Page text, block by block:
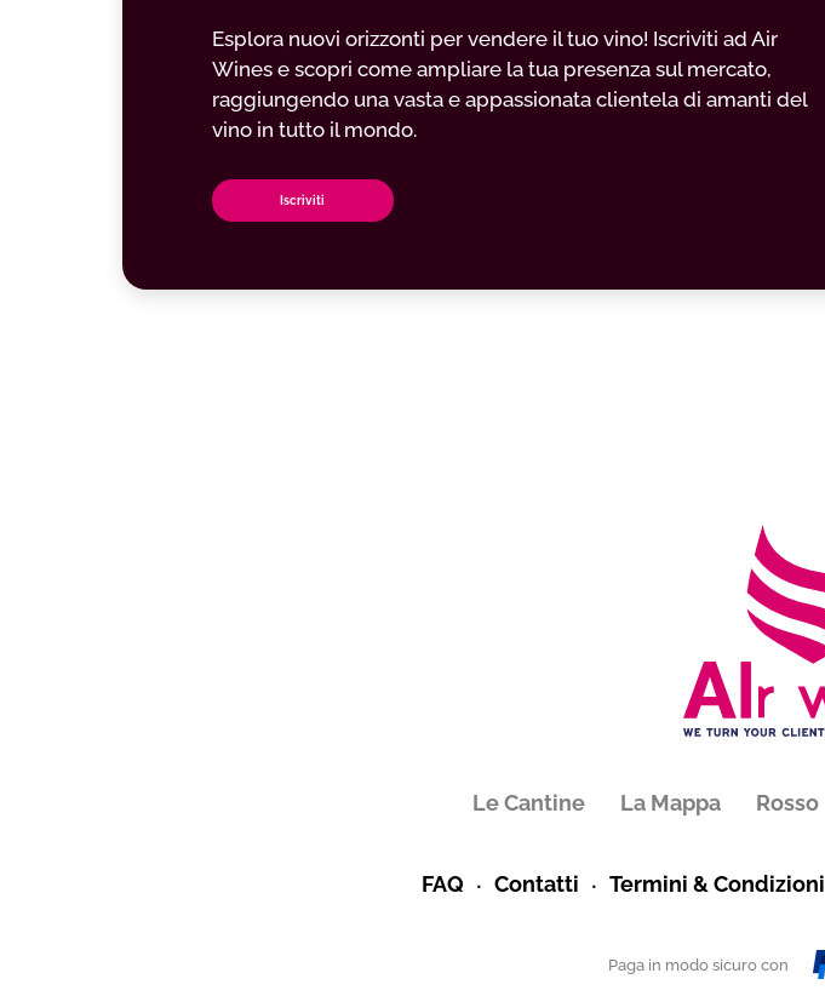
Esplora nuovi orizzonti per vendere il tuo vino! Iscriviti ad Air
Wines e scopri come ampliare la tua presenza sul mercato,
raggiungendo una vasta e appassionata clientela di amanti del
vino in tutto il mondo.
Iscriviti
Le Cantine La Mappa Rosso
FAQ Contatti Termini & Condizioni
Paga in modo sicuro con